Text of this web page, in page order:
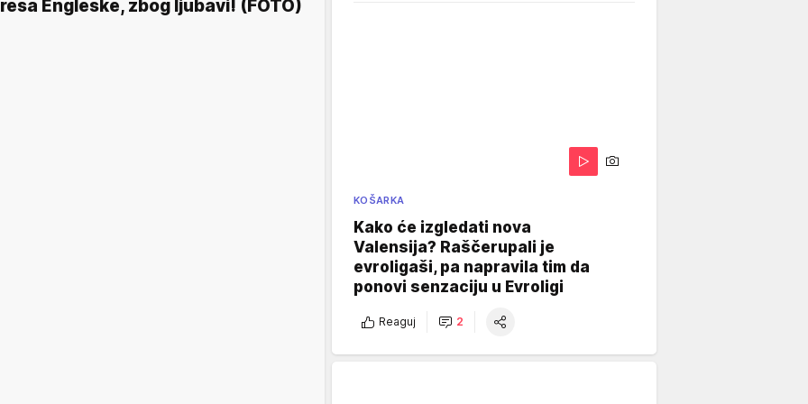
Engleske, zbog ljubavi! (FOTO)
KOŠARKA
Kako će izgledati nova
Valensija? Raščerupali je
evroligaši, pa napravila tim da
ponovi senzaciju u Evroligi
Reaguj 2